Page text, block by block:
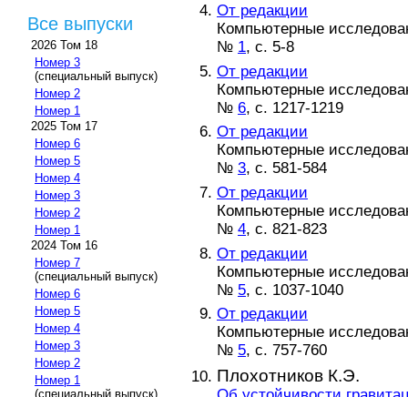
Все выпуски
2026 Том 18
Номер 3
(специальный выпуск)
Номер 2
Номер 1
2025 Том 17
Номер 6
Номер 5
Номер 4
Номер 3
Номер 2
Номер 1
2024 Том 16
Номер 7
(специальный выпуск)
Номер 6
Номер 5
Номер 4
Номер 3
Номер 2
Номер 1
(специальный выпуск)
От редакции
Компьютерные
№ 1, с. 5-8
От редакции
Компьютерные
№ 6, с. 1217-1219
От редакции
Компьютерные
№ 3, с. 581-584
От редакции
Компьютерные
№ 4, с. 821-823
От редакции
Компьютерные
№ 5, с. 1037-1040
От редакции
Компьютерные
№ 5, с. 757-760
Плохотников К.Э.